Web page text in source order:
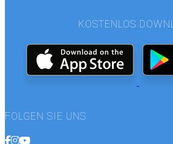
KOSTENLOS
FOLGEN SIE UNS